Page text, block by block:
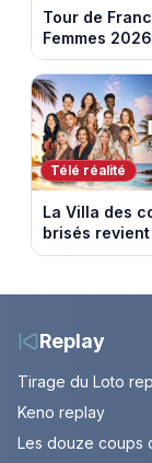
Tour de
Femmes 2026
vidéo de la
entre Mâcon
Belleville-en-
Beaujolais
Télé réalité
La Villa des
brisés revient
voici les
Replay
Tirage du Loto
Keno replay
Les douze coups